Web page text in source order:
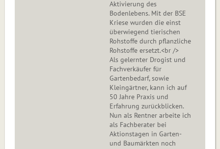
Aktivierung des
Bodenlebens. Mit der BSE
Kriese wurden die einst
überwiegend tierischen
Rohstoffe durch pflanzliche
Rohstoffe ersetzt.<br />
Als gelernter Drogist und
Fachverkäufer für
Gartenbedarf, sowie
Kleingärtner, kann ich auf
50 Jahre Praxis und
Erfahrung zurückblicken.
Nun als Rentner arbeite ich
als Fachberater bei
Aktionstagen in Garten-
und Baumärkten noch